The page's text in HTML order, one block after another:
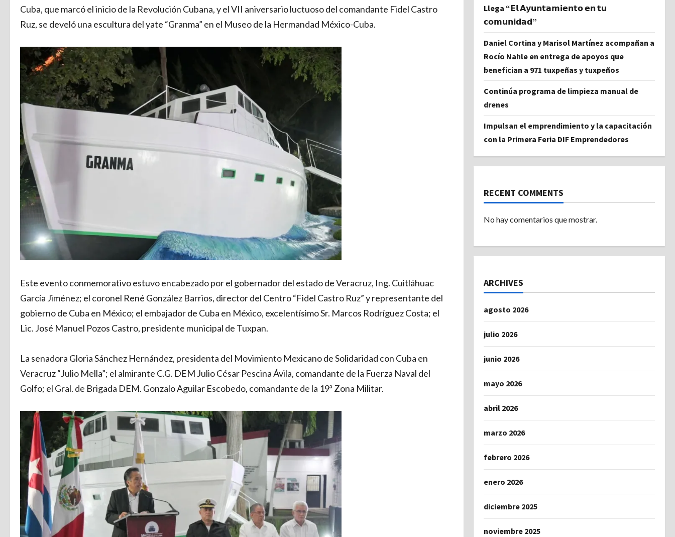
Cuba, que marcó el inicio de la Revolución Cubana, y el VII aniversario luctuoso del comandante Fidel Castro
Ruz, se develó una escultura del yate “Granma” en el Museo de la Hermandad México-Cuba.
Este evento conmemorativo estuvo encabezado por el gobernador del estado de Veracruz, Ing. Cuitláhuac
García Jiménez; el coronel René González Barrios, director del Centro “Fidel Castro Ruz” y representante del
gobierno de Cuba en México; el embajador de Cuba en México, excelentísimo Sr. Marcos Rodríguez Costa; el
Lic. José Manuel Pozos Castro, presidente municipal de Tuxpan.
La senadora Gloria Sánchez Hernández, presidenta del Movimiento Mexicano de Solidaridad con Cuba en
Veracruz “Julio Mella”; el almirante C.G. DEM Julio César Pescina Ávila, comandante de la Fuerza Naval del
Golfo; el Gral. de Brigada DEM. Gonzalo Aguilar Escobedo, comandante de la 19ª Zona Militar.
Llega “𝗘𝗹 𝗔𝘆𝘂𝗻𝘁𝗮𝗺𝗶𝗲𝗻𝘁𝗼 𝗲𝗻 𝘁𝘂
𝗰𝗼𝗺𝘂𝗻𝗶𝗱𝗮𝗱”
Daniel Cortina y Marisol Martínez acompañan a
Rocío Nahle en entrega de apoyos que
benefician a 971 tuxpeñas y tuxpeños
Continúa programa de limpieza manual de
drenes
Impulsan el emprendimiento y la capacitación
con la Primera Feria DIF Emprendedores
RECENT COMMENTS
No hay comentarios que mostrar.
ARCHIVES
agosto 2026
julio 2026
junio 2026
mayo 2026
abril 2026
marzo 2026
febrero 2026
enero 2026
diciembre 2025
noviembre 2025